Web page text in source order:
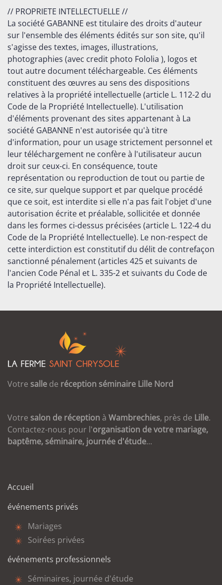
// PROPRIETE INTELLECTUELLE //
La société GABANNE est titulaire des droits d'auteur
sur l'ensemble des éléments édités sur son site, qu'il
s'agisse des textes, images, illustrations,
photographies (avec credit photo Fololia ), logos et
tout autre document téléchargeable. Ces éléments
constituent des œuvres au sens des dispositions
relatives à la propriété intellectuelle (article L. 112-2 du
Code de la Propriété Intellectuelle). L'utilisation
d'éléments provenant des sites appartenant à La
société GABANNE n'est autorisée qu'à titre
d'information, pour un usage strictement personnel et
leur téléchargement ne confère à l'utilisateur aucun
droit sur ceux-ci. En conséquence, toute
représentation ou reproduction de tout ou partie de
ce site, sur quelque support et par quelque procédé
que ce soit, est interdite si elle n'a pas fait l'objet d'une
autorisation écrite et préalable, sollicitée et donnée
dans les formes ci-dessus précisées (article L. 122-4 du
Code de la Propriété Intellectuelle). Le non-respect de
cette interdiction est constitutif du délit de contrefaçon
sanctionné pénalement (articles 425 et suivants de
l'ancien Code Pénal et L. 335-2 et suivants du Code de
la Propriété Intellectuelle).
Votre salle de réception séminaire Lille Nord
Votre salon de réception à Wambrechies, près de Lille.
Contactez-nous pour l'organisation de votre mariage,
baptême, séminaire, journée d'étude...
Accueil
événements privés
Mariages
Soirées privées
événements professionnels
Séminaires, journée d'étude